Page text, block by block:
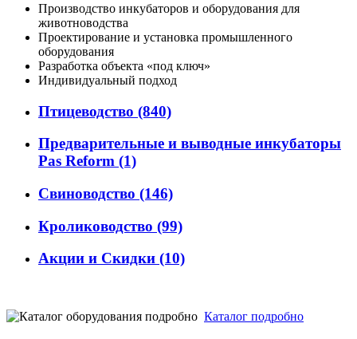
Производство инкубаторов и оборудования для
животноводства
Проектирование и установка промышленного
оборудования
Разработка объекта «под ключ»
Индивидуальный подход
Птицеводство (840)
Предварительные и выводные инкубаторы
Pas Reform (1)
Свиноводство (146)
Кролиководство (99)
Акции и Скидки (10)
Каталог подробно